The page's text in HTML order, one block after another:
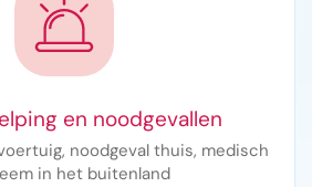
en noodgevallen
noodgeval thuis, medisch
in het buitenland